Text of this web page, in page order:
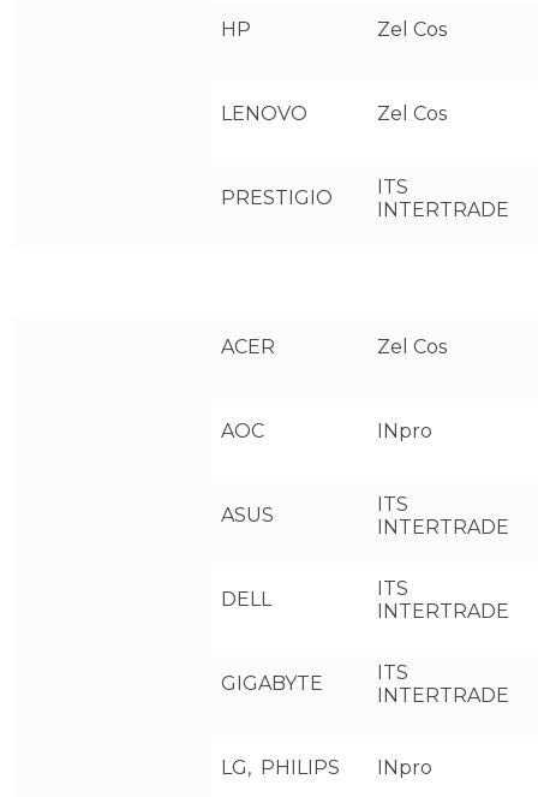
HP Zel Cos
LENOVO Zel Cos
PRESTIGIO
ITS
INTERTRADE
ACER Zel Cos
AOC INpro
ASUS
ITS
INTERTRADE
DELL
ITS
INTERTRADE
GIGABYTE
ITS
INTERTRADE
LG, PHILIPS INpro